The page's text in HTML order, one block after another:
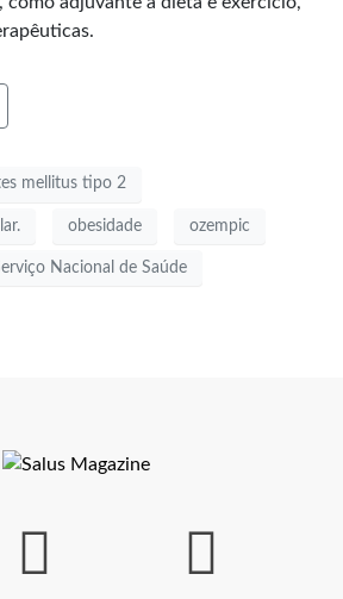
mellitus tipo 2
obesidade ozempic
Nacional de Saúde